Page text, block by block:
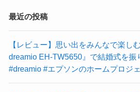
最近の投稿
【レビュー】思い出をみんなで楽し
dreamio EH-TW5650』で結婚式を振
#dreamio #エプソンのホームプロジ